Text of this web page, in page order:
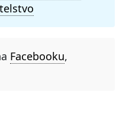
Facebooku,